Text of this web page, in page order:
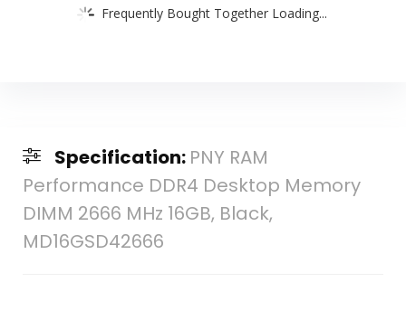
Frequently Bought Together Loading...
Specification: PNY RAM
Performance DDR4 Desktop Memory
DIMM 2666 MHz 16GB, Black,
MD16GSD42666